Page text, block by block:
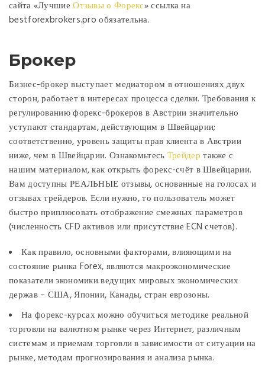
сайта «ЛучшиеОтзывы о Форекс» ссылка на
bestforexbrokers.pro обязательна.
Брокер
Бизнес-брокер выступает медиатором в отношениях двух
сторон, работает в интересах процесса сделки. Требования к
регулированию форекс-брокеров в Австрии значительно
уступают стандартам, действующим в Швейцарии;
соответственно, уровень защиты прав клиента в Австрии
ниже, чем в Швейцарии. Ознакомьтесь Трейдер также с
нашим материалом, как открыть форекс-счёт в Швейцарии.
Вам доступны РЕАЛЬНЫЕ отзывы, основанные на голосах и
отзывах трейдеров. Если нужно, то пользователь может
быстро приплюсовать отображение смежных параметров
(численность CFD активов или присутствие ECN счетов).
Как правило, основными факторами, влияющими на
состояние рынка Forex, являются макроэкономические
показатели экономики ведущих мировых экономических
держав – США, Японии, Канады, стран еврозоны.
На форекс-курсах можно обучиться методике реальной
торговли на валютном рынке через Интернет, различным
системам и приемам торговли в зависимости от ситуации на
рынке, методам прогнозирования и анализа рынка.